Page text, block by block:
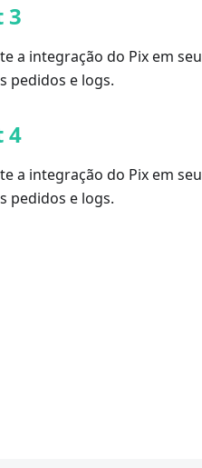
3
a integração do Pix em seu
pedidos e logs.
4
a integração do Pix em seu
pedidos e logs.